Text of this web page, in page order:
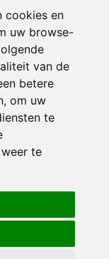
cookies en
uw browse-
van de
betere
, om uw
te
te
RSIN en Anbi